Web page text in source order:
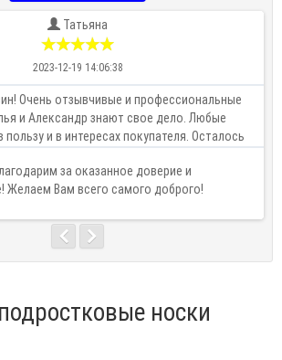
Татьяна
2023-12-19 14:06:38
Очень отзывчивые и профессиональные
и Александр знают свое дело. Любые
и в интересах покупателя. Осталось
за оказанное доверие и
Желаем Вам всего самого доброго!
носки